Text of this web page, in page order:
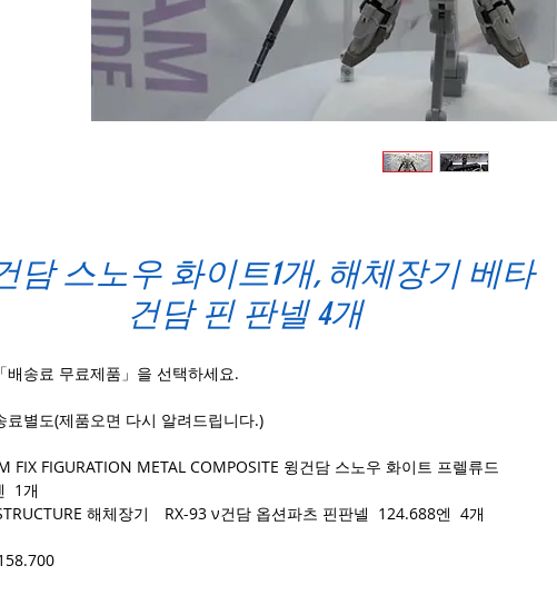
담 스노우 화이트1개, 해체장기 베타
건담 핀 판넬 4개
배송료 무료제품」을 선택하세요.
료별도(제품오면 다시 알려드립니다.)
FIX FIGURATION METAL COMPOSITE 윙건담 스노우 화이트 프렐류드
1개
해체장기 RX-93 ν건담 옵션파츠 핀판넬 124.688엔 4개